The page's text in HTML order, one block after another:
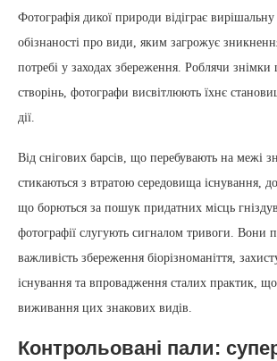
Фотографія дикої природи відіграє
обізнаності про види, яким загрожує
потребі у заходах збереження. Роблячи
створінь, фотографи висвітлюють їхнє
дії.
Від снігових барсів, що перебувають на межі
стикаються з втратою середовища існування,
що борються за пошук придатних місць
фотографії слугують сигналом тривоги. Вони
важливість збереження біорізноманіття,
існування та впровадження сталих практик,
виживання цих знакових видів.
Контрольовані пали: